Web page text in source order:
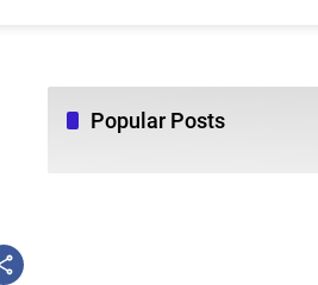
Popular Posts